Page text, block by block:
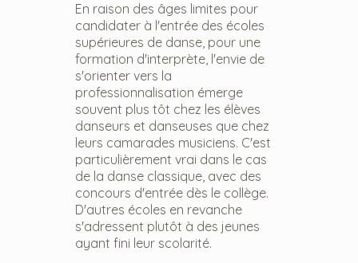
En raison des âges limites pour
candidater à l'entrée des écoles
supérieures de danse, pour une
formation d'interprète, l'envie de
s'orienter vers la
professionnalisation émerge
souvent plus tôt chez les élèves
danseurs et danseuses que chez
leurs camarades musiciens. C'est
particulièrement vrai dans le cas
de la danse classique, avec des
concours d'entrée dès le collège.
D'autres écoles en revanche
s'adressent plutôt à des jeunes
ayant fini leur scolarité.